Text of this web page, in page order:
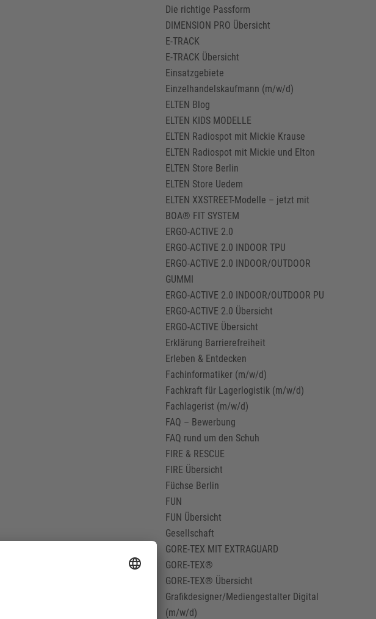
Die richtige Passform
DIMENSION PRO Übersicht
E-TRACK
E-TRACK Übersicht
Einsatzgebiete
Einzelhandelskaufmann (m/w/d)
ELTEN Blog
ELTEN KIDS MODELLE
ELTEN Radiospot mit Mickie Krause
ELTEN Radiospot mit Mickie und Elton
ELTEN Store Berlin
ELTEN Store Uedem
ELTEN XXSTREET-Modelle – jetzt mit
BOA® FIT SYSTEM
ERGO-ACTIVE 2.0
ERGO-ACTIVE 2.0 INDOOR TPU
ERGO-ACTIVE 2.0 INDOOR/OUTDOOR
GUMMI
ERGO-ACTIVE 2.0 INDOOR/OUTDOOR PU
ERGO-ACTIVE 2.0 Übersicht
ERGO-ACTIVE Übersicht
Erklärung Barrierefreiheit
Erleben & Entdecken
Fachinformatiker (m/w/d)
Fachkraft für Lagerlogistik (m/w/d)
Fachlagerist (m/w/d)
FAQ – Bewerbung
FAQ rund um den Schuh
FIRE & RESCUE
FIRE Übersicht
Füchse Berlin
FUN
FUN Übersicht
Gesellschaft
GORE-TEX MIT EXTRAGUARD
GORE-TEX®
GORE-TEX® Übersicht
Grafikdesigner/Mediengestalter Digital
(m/w/d)